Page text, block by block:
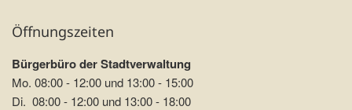
Öffnungszeiten
Bürgerbüro der Stadtverwaltung
Mo. 08:00 - 12:00 und 13:00 - 15:00
Di. 08:00 - 12:00 und 13:00 - 18:00